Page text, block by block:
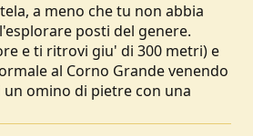
a meno che tu non abbia
posti del genere.
e ti ritrovi giu' di 300 metri) e
al Corno Grande venendo
un omino di pietre con una